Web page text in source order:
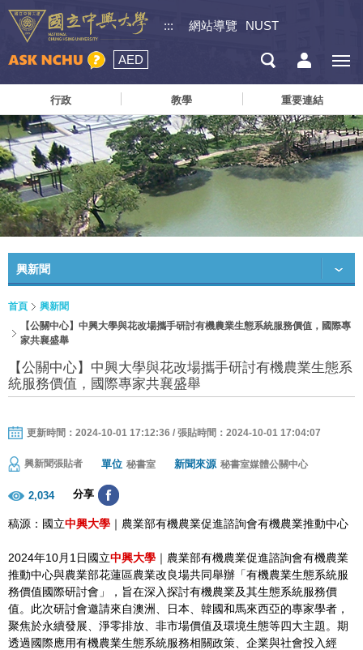
::: 網站導覽 NUST
AED
行政 教學 重要連結
興新聞
首頁
興新聞
【公關中心】中興大學與花改場攜手研討有機農業生態系統服務價值，國際專
家共襄盛舉
【公關中心】中興大學與花改場攜手研討有機農業生態系
統服務價值，國際專家共襄盛舉
更新時間：2024-10-01 17:12:36 / 張貼時間：2024-10-01 17:04:07
興新聞張貼者 單位 秘書室 新聞來源 秘書室媒體公關中心
2,034 分享
稿源：國立中興大學 ｜農業部有機農業促進諮詢會有機農業推動中心
2024年10月1日國立中興大學 ｜農業部有機農業促進諮詢會有機農業
推動中心與農業部花蓮區農業改良場共同舉辦「有機農業生態系統服
務價值國際研討會」，旨在深入探討有機農業及其生態系統服務價
值。此次研討會邀請來自澳洲、日本、韓國和馬來西亞的專家學者，
聚焦於永續發展、淨零排放、非市場價值及環境生態等四大主題。期
透過國際應用有機農業生態系統服務相關政策、企業與社會投入經